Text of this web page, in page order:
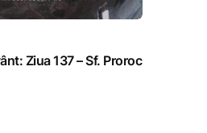
Ziua 137 – Sf. Proroc